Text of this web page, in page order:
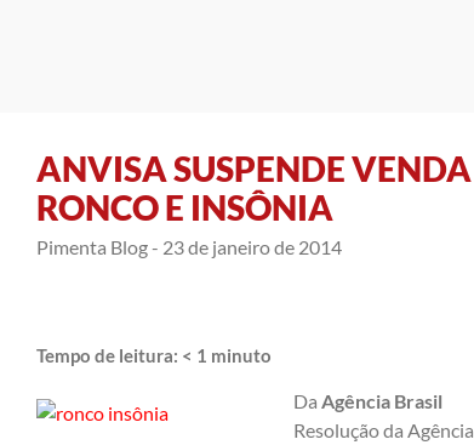
ANVISA SUSPENDE
RONCO E INSÔNIA
Pimenta Blog - 23 de janeiro de 2014
Tempo de leitura: < 1 minuto
Da Agência Brasil
Resolução da